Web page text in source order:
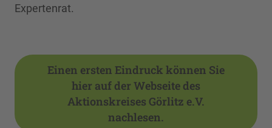
Expertenrat.
Einen ersten Eindruck können Sie
hier auf der Webseite des
Aktionskreises Görlitz e.V.
nachlesen.